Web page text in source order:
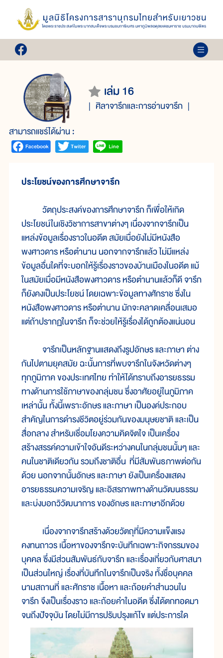
เล่ม 16
ศิลาจารึกและการอ่านจารึก
สามารถแชร์ได้ผ่าน :
ประโยชน์ของการศึกษาจารึก
วัตถุประสงค์ของการศึกษาจารึก ก็เพื่อให้เกิด
ประโยชน์ในเชิงวิชาการสาขาต่างๆ เนื่องจากจารึกเป็น
แหล่งข้อมูลเรื่องราวในอดีต สมัยเมื่อยังไม่มีหนังสือ
พงศาวดาร หรือตำนาน นอกจากจารึกแล้ว ไม่มีแหล่ง
ข้อมูลอื่นใดที่จะบอกให้รู้เรื่องราวของบ้านเมืองในอดีต แม้
ในสมัยเมื่อมีหนังสือพงศาวดาร หรือตำนานแล้วก็ดี จารึก
ก็ยังคงเป็นประโยชน์ โดยเฉพาะข้อมูลทางศักราช ซึ่งใน
หนังสือพงศาวดาร หรือตำนาน มักจะคลาดเคลื่อนเสมอ
แต่ถ้าปรากฏในจารึก ก็จะช่วยให้รู้เรื่องได้ถูกต้องแน่นอน
จารึกเป็นหลักฐานแสดงถึงรูปอักษร และภาษา ต่าง
กันไปตามยุคสมัย ฉะนั้นการที่พบจารึกในจังหวัดต่างๆ
ทุกภูมิภาค ของประเทศไทย ทำให้ได้ทราบถึงอารยธรรม
ทางด้านการใช้ภาษาของกลุ่มชน ซึ่งอาศัยอยู่ในภูมิภาค
เหล่านั้น ทั้งนี้เพราะอักษร และภาษา เป็นองค์ประกอบ
สำคัญในการดำรงชีวิตอยู่ร่วมกันของมนุษยชาติ และเป็น
สื่อกลาง สำหรับเชื่อมโยงความคิดจิตใจ เป็นเครื่อง
สร้างสรรค์ความเข้าใจอันดีระหว่างคนในกลุ่มชนนั้นๆ และ
คนในชาติเดียวกัน รวมถึงชาติอื่น ที่มีสัมพันธภาพต่อกัน
ด้วย นอกจากนั้นอักษร และภาษา ยังเป็นเครื่องแสดง
อารยธรรมความเจริญ และอิสรภาพทางด้านวัฒนธรรม
และบ่งบอกวิวัฒนาการ ของอักษร และภาษาอีกด้วย
เนื่องจากจารึกสร้างด้วยวัตถุที่มีความแข็งแรง
คงทนถาวร เนื้อหาของจารึกจะบันทึกเฉพาะกิจกรรมของ
บุคคล ซึ่งมีส่วนสัมพันธ์กับจารึก และเรื่องเกี่ยวกับศาสนา
เป็นส่วนใหญ่ เรื่องที่บันทึกในจารึกเป็นจริง ทั้งชื่อบุคคล
นามสถานที่ และศักราช เนื้อหา และถ้อยคำสำนวนใน
จารึก จึงเป็นเรื่องราว และถ้อยคำในอดีต ซึ่งได้ตกทอดมา
จนถึงปัจจุบัน โดยไม่มีการปรับปรุงแก้ไข แต่ประการใด